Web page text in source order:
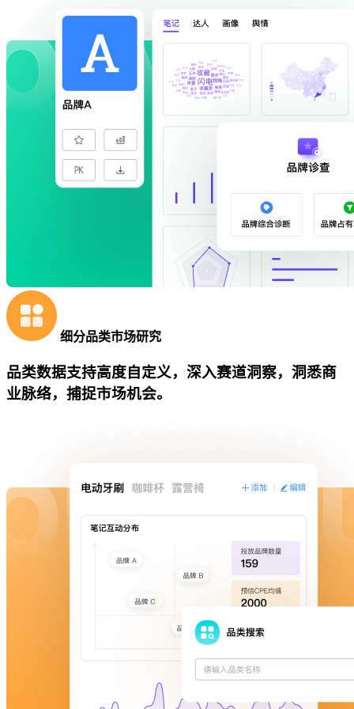
细分品类市场研究
品类数据支持高度自定义，深入赛道洞察，洞悉商
业脉络，捕捉市场机会。